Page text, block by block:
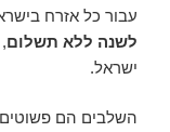
עבור כל אזרח
לשנה ללא תשלום
ישראל.
השלבים הם